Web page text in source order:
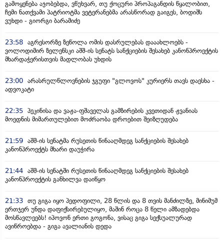
გამოყენება აჯობებდა, ვწუხვარ, თუ ქოცური პროპაგანდის წყალობით,
ჩემი ნათქვამი პატრიოტმა ვეტერანებმა არასწორად გაიგეს, ბოდიშს
ვუხდი - გიორგი ბარამიძე
23:58 აგრესორზე ზეწოლა ომის დასრულებას დააახლოებს -
ვოლოდიმირ ზელენსკი აშშ-ის სენატს სანქციების შესახებ კანონპროექტის
მხარდაჭერისთვის მადლობას უხდის
23:00 არასრულწლოვნების ჯგუფი "გლოვოს" კურიერს თავს დაესხა -
ადვოკატი
22:35 პეკინისა და ვაჟა-ფშაველას გამზირების კვეთიდან ჟვანიას
მოედნის მიმართულებით მოძრაობა დროებით შეიზღუდება
21:59 აშშ-ის სენატმა რუსეთის წინააღმდეგ სანქციების შესახებ
კანონპროექტს მხარი დაუჭირა
21:44 აშშ-ის სენატში რუსეთის წინააღმდეგ სანქციების შესახებ
კანონპროექტის განხილვა დაიწყო
21:33 თუ გიგა იყო პედოფილი, 28 წლის და 8 თვის მანძილზე, მინიმუმ
ერთჯერ უნდა დაფიქსირებულიყო, მაშინ როცა 8 წელი ამზადებდა
მოსწავლეებს! იპოვონ ერთი გოგონა, ვისაც გიგა სექსუალურად
ავიწროებდა - გიგა ავალიანის დედა